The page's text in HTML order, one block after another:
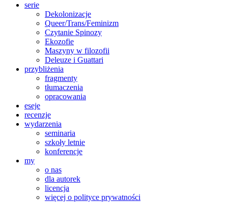
serie
Dekolonizacje
Queer/Trans/Feminizm
Czytanie Spinozy
Ekozofie
Maszyny w filozofii
Deleuze i Guattari
przybliżenia
fragmenty
tłumaczenia
opracowania
eseje
recenzje
wydarzenia
seminaria
szkoły letnie
konferencje
my
o nas
dla autorek
licencja
więcej o polityce prywatności